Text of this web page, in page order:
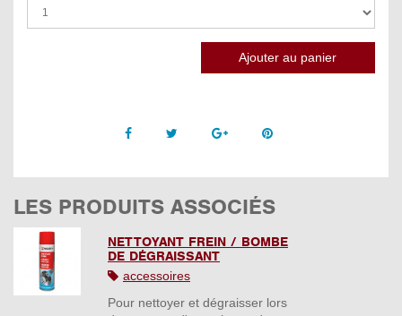
Facebook Twitter Google +Pinterest
LES PRODUITS ASSOCIÉS
NETTOYANT FREIN / BOMBE
DE DÉGRAISSANT
accessoires
Pour nettoyer et dégraisser lors